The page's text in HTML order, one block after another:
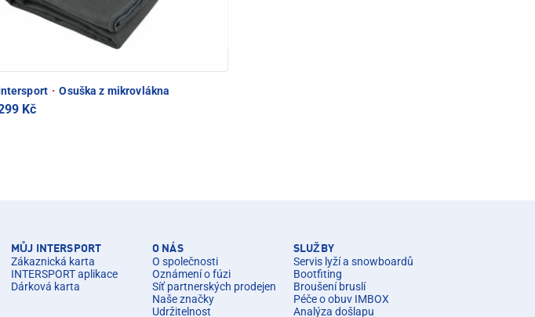
· Osuška z mikrovlákna
Kč
MŮJ INTERSPORT
Zákaznická karta
INTERSPORT aplikace
Dárková karta
O NÁS
O společnosti
Oznámení o fúzi
Síť partnerských prodejen
Naše značky
Udržitelnost
SLUŽBY
Servis lyží a snowboardů
Bootfiting
Broušení bruslí
Péče o obuv IMBOX
Analýza došlapu